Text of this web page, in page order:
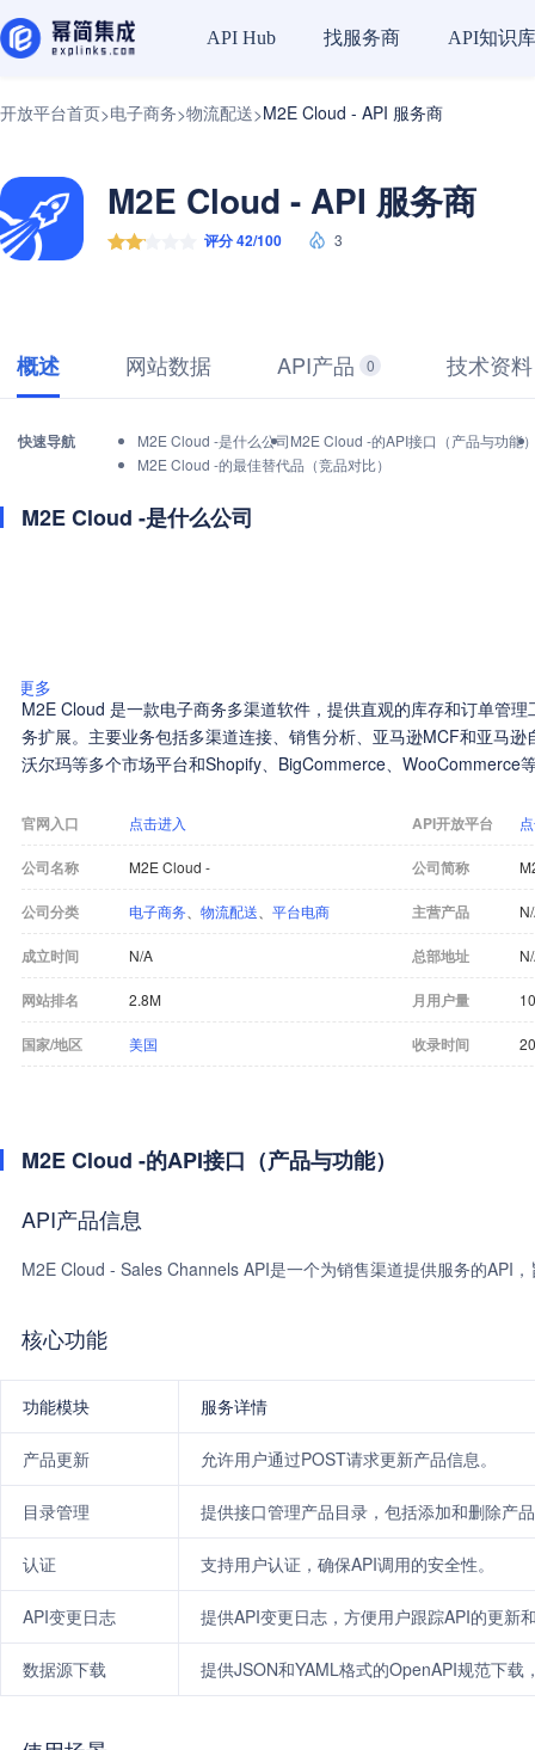
API Hub 找服务商 API知识库
开放平台首页>电子商务>物流配送>M2E Cloud - API 服务商
M2E Cloud - API 服务商
评分 42/100 3
概述 网站数据 API产品 0 技术资料
快速导航 M2E Cloud -是什么公司M2E Cloud -的API接口（产品与功能
M2E Cloud -的最佳替代品（竞品对比）
M2E Cloud -是什么公司
更多
M2E Cloud 是一款电子商务多渠道软件，提供直观的库存和订单管
务扩展。主要业务包括多渠道连接、销售分析、亚马逊MCF和亚马
沃尔玛等多个市场平台和Shopify、BigCommerce、WooCommerce
官网入口 点击进入 API开放平台
公司名称 M2E Cloud - 公司简称
公司分类 电子商务 物流配送 平台电商 主营产品
成立时间 N/A 总部地址
网站排名 2.8M 月用户量
国家/地区 美国 收录时间
M2E Cloud -的API接口（产品与功能）
API产品信息
M2E Cloud - Sales Channels API是一个为销售渠道提供服务的API
核心功能
功能模块 服务详情
产品更新 允许用户通过POST请求更新产品信息。
目录管理 提供接口管理产品目录，包括添加和删除产
认证 支持用户认证，确保API调用的安全性。
API变更日志 提供API变更日志，方便用户跟踪API的更新
数据源下载 提供JSON和YAML格式的OpenAPI规范下载